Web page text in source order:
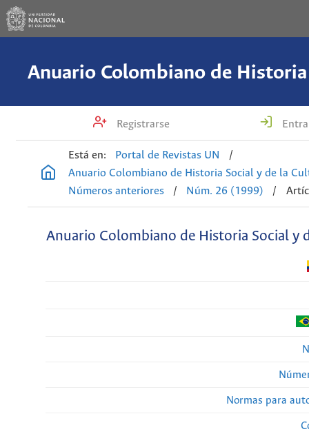
Registrarse
Está en: Portal de Revistas UN
/
Anuario Colombiano de Historia Social y de la
Números anteriores
/ Núm. 26 (1999) /
Anuario Colombiano de Historia Social y
Normas para